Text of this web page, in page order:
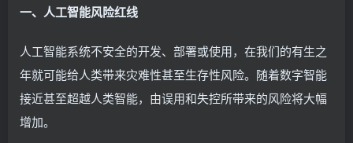
一、人工智能风险红线
人工智能系统不安全的开发、部署或使用，在我们的有生之
年就可能给人类带来灾难性甚至生存性风险。随着数字智能
接近甚至超越人类智能，由误用和失控所带来的风险将大幅
增加。